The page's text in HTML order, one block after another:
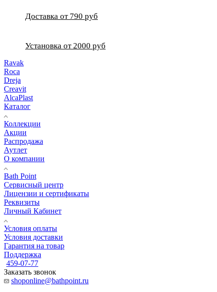
Доставка от 790 руб
Установка от 2000 руб
Ravak
Roca
Dreja
Creavit
AlcaPlast
Каталог
Коллекции
Акции
Распродажа
Аутлет
О компании
Bath Point
Сервисный центр
Лицензии и сертификаты
Реквизиты
Личный Кабинет
Условия оплаты
Условия доставки
Гарантия на товар
Поддержка
459-07-77
Заказать звонок
shoponline@bathpoint.ru